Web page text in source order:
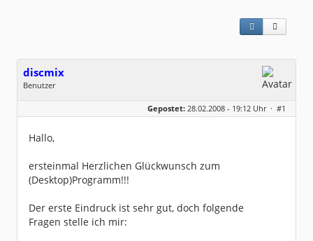
discmix
Benutzer
Geschlecht:
keine Angabe
Dabei seit:
02 / 2008
Gepostet: 28.02.2008 - 19:12 Uhr · #1
Hallo,
ersteinmal Herzlichen Glückwunsch zum
(Desktop)Programm!!!
Der erste Eindruck ist sehr gut, doch folgende
Fragen stelle ich mir: